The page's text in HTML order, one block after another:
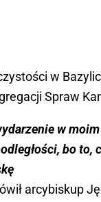
w
Spraw
w
bo to,
arcybiskup